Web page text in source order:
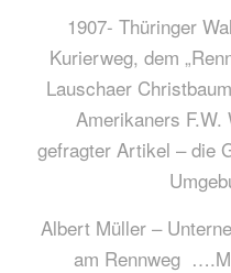
1907- Thüringer
Kurierweg, dem
Lauschaer
Amerikaners
gefragter Artikel – die
Albert Müller –
am Rennweg